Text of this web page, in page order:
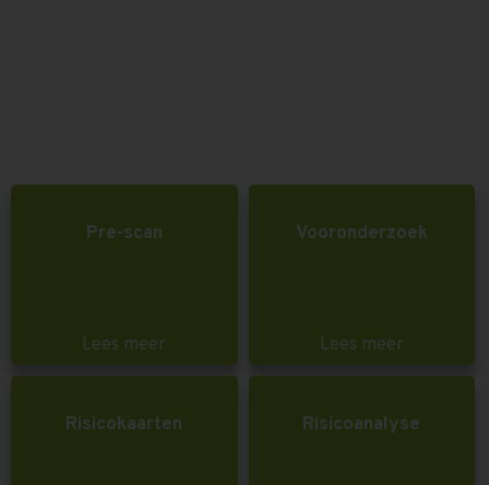
Pre-scan
Lees meer
Vooronderzoek
Lees meer
Risicokaarten Risicoanalyse